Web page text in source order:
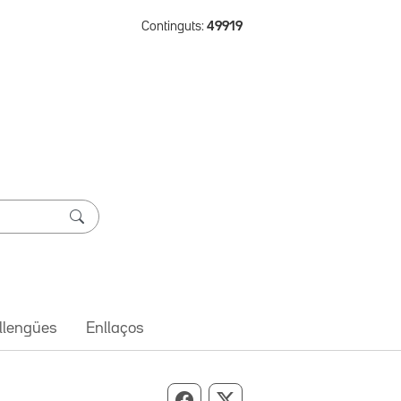
Continguts: 49919
Enllaços